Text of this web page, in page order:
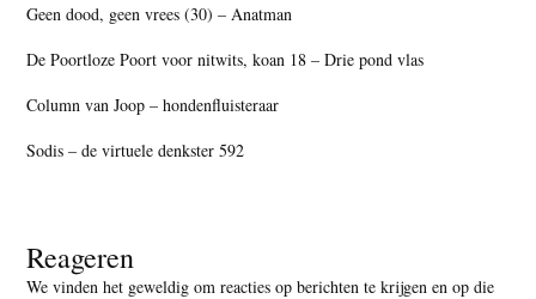
Geen dood, geen vrees (30) – Anatman
De Poortloze Poort voor nitwits, koan 18 – Drie pond vlas
Column van Joop – hondenfluisteraar
Sodis – de virtuele denkster 592
Reageren
We vinden het geweldig om reacties op berichten te krijgen en op die